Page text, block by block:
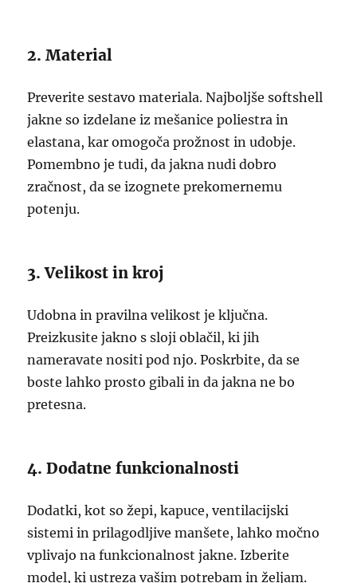
2. Material
Preverite sestavo materiala. Najboljše softshell
jakne so izdelane iz mešanice poliestra in
elastana, kar omogoča prožnost in udobje.
Pomembno je tudi, da jakna nudi dobro
zračnost, da se izognete prekomernemu
potenju.
3. Velikost in kroj
Udobna in pravilna velikost je ključna.
Preizkusite jakno s sloji oblačil, ki jih
nameravate nositi pod njo. Poskrbite, da se
boste lahko prosto gibali in da jakna ne bo
pretesna.
4. Dodatne funkcionalnosti
Dodatki, kot so žepi, kapuce, ventilacijski
sistemi in prilagodljive manšete, lahko močno
vplivajo na funkcionalnost jakne. Izberite
model, ki ustreza vašim potrebam in željam.